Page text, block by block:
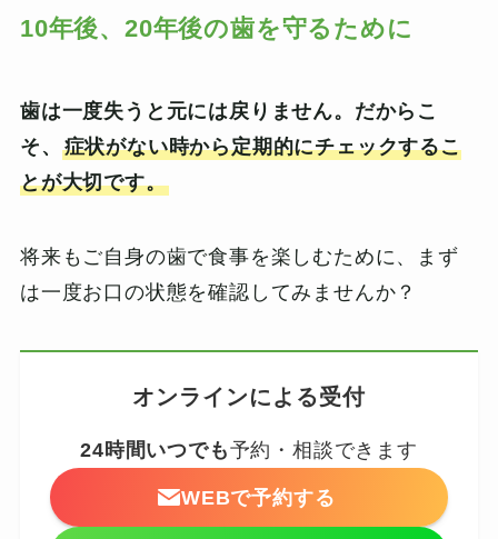
10年後、20年後の歯を守るために
歯は一度失うと元には戻りません。だからこ
そ、 症状がない時から定期的にチェックするこ
とが大切です。
将来もご自身の歯で食事を楽しむために、まず
は一度お口の状態を確認してみませんか？
オンラインによる受付
24時間いつでも予約・相談できます
WEBで予約する